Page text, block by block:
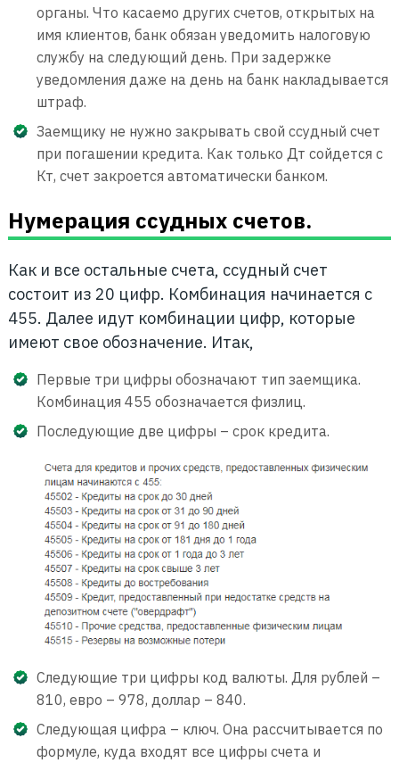
органы. Что касаемо других счетов, открытых на
имя клиентов, банк обязан уведомить налоговую
службу на следующий день. При задержке
уведомления даже на день на банк накладывается
штраф.
Заемщику не нужно закрывать свой ссудный счет
при погашении кредита. Как только Дт сойдется с
Кт, счет закроется автоматически банком.
Нумерация ссудных счетов.
Как и все остальные счета, ссудный счет
состоит из 20 цифр. Комбинация начинается с
455. Далее идут комбинации цифр, которые
имеют свое обозначение. Итак,
Первые три цифры обозначают тип заемщика.
Комбинация 455 обозначается физлиц.
Последующие две цифры – срок кредита.
Следующие три цифры код валюты. Для рублей –
810, евро – 978, доллар – 840.
Следующая цифра – ключ. Она рассчитывается по
формуле, куда входят все цифры счета и